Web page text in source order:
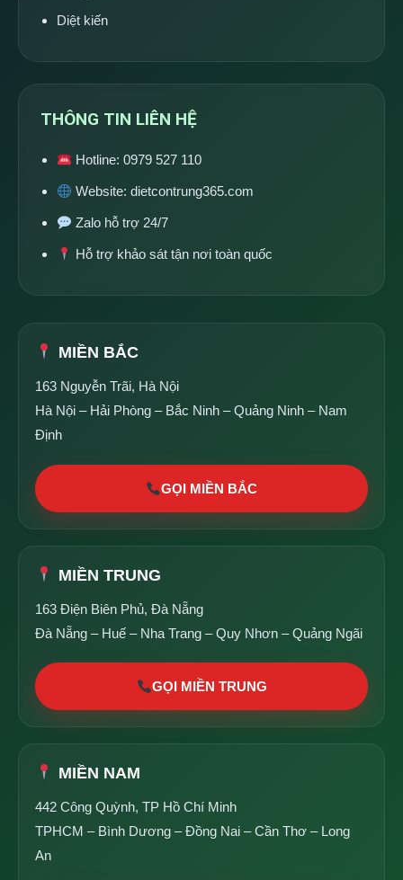
Diệt kiến
THÔNG TIN LIÊN HỆ
Hotline:0979 527 110
Website:dietcontrung365.com
Zalo hỗ trợ 24/7
Hỗ trợ khảo sát tận nơi toàn quốc
MIỀN BẮC
163 Nguyễn Trãi, Hà Nội
Hà Nội – Hải Phòng – Bắc Ninh – Quảng Ninh – Nam
Định
GỌI MIỀN BẮC
MIỀN TRUNG
163 Điện Biên Phủ, Đà Nẵng
Đà Nẵng – Huế – Nha Trang – Quy Nhơn – Quảng Ngãi
GỌI MIỀN TRUNG
MIỀN NAM
442 Công Quỳnh, TP Hồ Chí Minh
TPHCM – Bình Dương – Đồng Nai – Cần Thơ – Long
An